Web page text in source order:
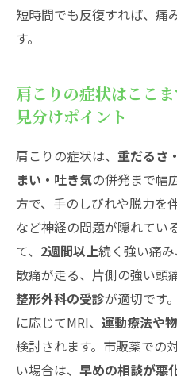
短時間でも反復すれば、痛
す。
肩こりの症状はここ
見分けポイント
肩こりの症状は、 重だるさ
まい・吐き気の併発まで幅
方で、手のしびれや脱力を
など神経の問題が隠れてい
て、 2週間以上続く強い痛
散痛が走る、片側の強い頭
整形外科の受診が適切です
に応じてMRI、 運動療法や
検討されます。市販薬での
い場合は、 早めの相談が悪